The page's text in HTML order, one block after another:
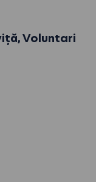
Voluntari